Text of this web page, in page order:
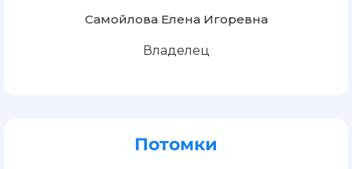
Самойлова Елена Игоревна
Владелец
Потомки